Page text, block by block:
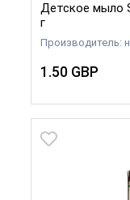
Детское мыло
г
Производитель:
1.50 GBP